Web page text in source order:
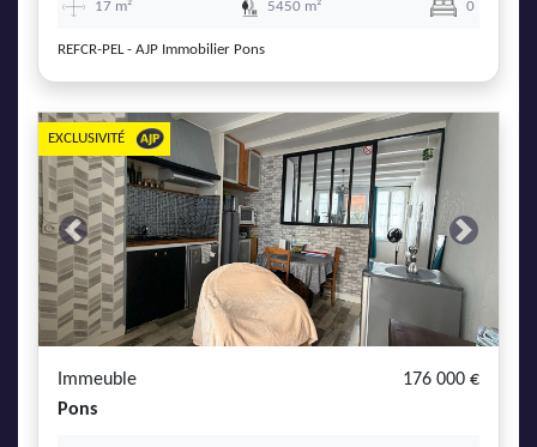
17 m² 5450 m² 0
REFCR-PEL - AJP Immobilier Pons
Previous Next
EXCLUSIVITÉ
Immeuble
176 000 €
Pons